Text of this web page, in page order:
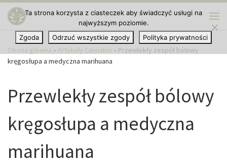
Przejdź do treści
Strona główna » Artykuły Cannabis » Przewlekły zespół bólowy
kręgosłupa a medyczna marihuana
Przewlekły zespół bólowy
kręgosłupa a medyczna
marihuana
Ta strona korzysta z ciasteczek aby świadczyć usługi na
najwyższym poziomie.
Zgoda
Odrzuć wszystkie zgody Polityka prywatności